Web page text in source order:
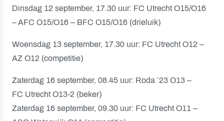
Dinsdag 12 september, 17.30 uur: FC Utrecht O15/O16
– AFC O15/O16 – BFC O15/O16 (drieluik)
Woensdag 13 september, 17.30 uur: FC Utrecht O12 –
AZ O12 (competitie)
Zaterdag 16 september, 08.45 uur: Roda ’23 O13 –
FC Utrecht O13-2 (beker)
Zaterdag 16 september, 09.30 uur: FC Utrecht O11 –